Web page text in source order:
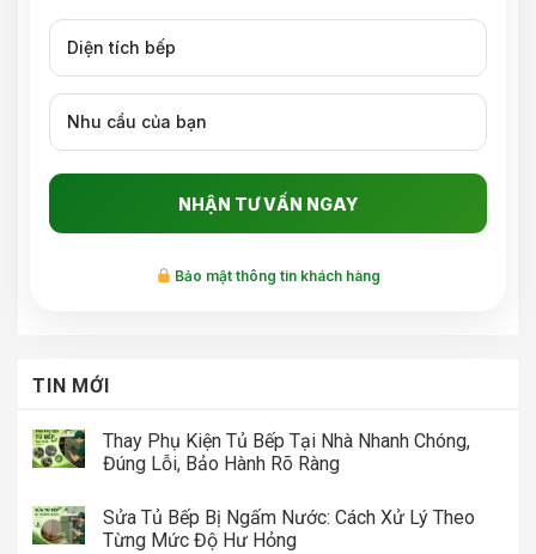
Bảo mật thông tin khách hàng
TIN MỚI
Thay Phụ Kiện Tủ Bếp Tại Nhà Nhanh Chóng,
Đúng Lỗi, Bảo Hành Rõ Ràng
Sửa Tủ Bếp Bị Ngấm Nước: Cách Xử Lý Theo
Từng Mức Độ Hư Hỏng